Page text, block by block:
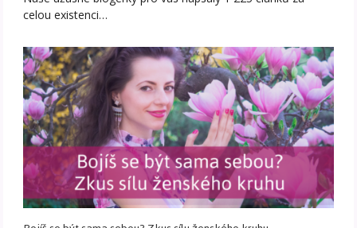
celou existenci…